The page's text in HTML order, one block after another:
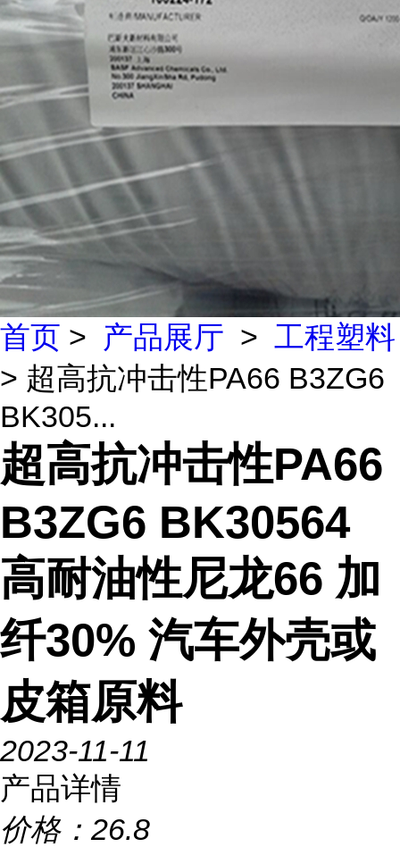
首页 > 产品展厅 > 工程塑料
> 超高抗冲击性PA66 B3ZG6
BK305...
超高抗冲击性PA66
B3ZG6 BK30564
高耐油性尼龙66 加
纤30% 汽车外壳或
皮箱原料
2023-11-11
产品详情
价格： 26.8